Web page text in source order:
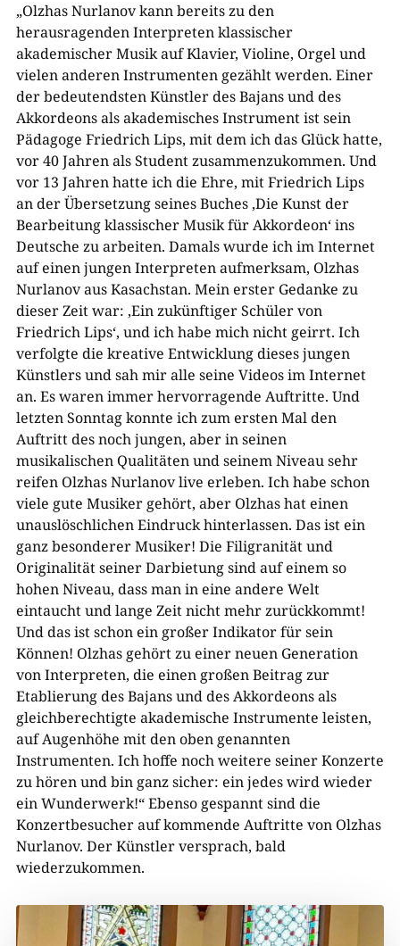
„Olzhas Nurlanov kann bereits zu den
herausragenden Interpreten klassischer
akademischer Musik auf Klavier, Violine, Orgel und
vielen anderen Instrumenten gezählt werden. Einer
der bedeutendsten Künstler des Bajans und des
Akkordeons als akademisches Instrument ist sein
Pädagoge Friedrich Lips, mit dem ich das Glück hatte,
vor 40 Jahren als Student zusammenzukommen. Und
vor 13 Jahren hatte ich die Ehre, mit Friedrich Lips
an der Übersetzung seines Buches ‚Die Kunst der
Bearbeitung klassischer Musik für Akkordeon‘ ins
Deutsche zu arbeiten. Damals wurde ich im Internet
auf einen jungen Interpreten aufmerksam, Olzhas
Nurlanov aus Kasachstan. Mein erster Gedanke zu
dieser Zeit war: ‚Ein zukünftiger Schüler von
Friedrich Lips‘, und ich habe mich nicht geirrt. Ich
verfolgte die kreative Entwicklung dieses jungen
Künstlers und sah mir alle seine Videos im Internet
an. Es waren immer hervorragende Auftritte. Und
letzten Sonntag konnte ich zum ersten Mal den
Auftritt des noch jungen, aber in seinen
musikalischen Qualitäten und seinem Niveau sehr
reifen Olzhas Nurlanov live erleben. Ich habe schon
viele gute Musiker gehört, aber Olzhas hat einen
unauslöschlichen Eindruck hinterlassen. Das ist ein
ganz besonderer Musiker! Die Filigranität und
Originalität seiner Darbietung sind auf einem so
hohen Niveau, dass man in eine andere Welt
eintaucht und lange Zeit nicht mehr zurückkommt!
Und das ist schon ein großer Indikator für sein
Können! Olzhas gehört zu einer neuen Generation
von Interpreten, die einen großen Beitrag zur
Etablierung des Bajans und des Akkordeons als
gleichberechtigte akademische Instrumente leisten,
auf Augenhöhe mit den oben genannten
Instrumenten. Ich hoffe noch weitere seiner Konzerte
zu hören und bin ganz sicher: ein jedes wird wieder
ein Wunderwerk!“ Ebenso gespannt sind die
Konzertbesucher auf kommende Auftritte von Olzhas
Nurlanov. Der Künstler versprach, bald
wiederzukommen.